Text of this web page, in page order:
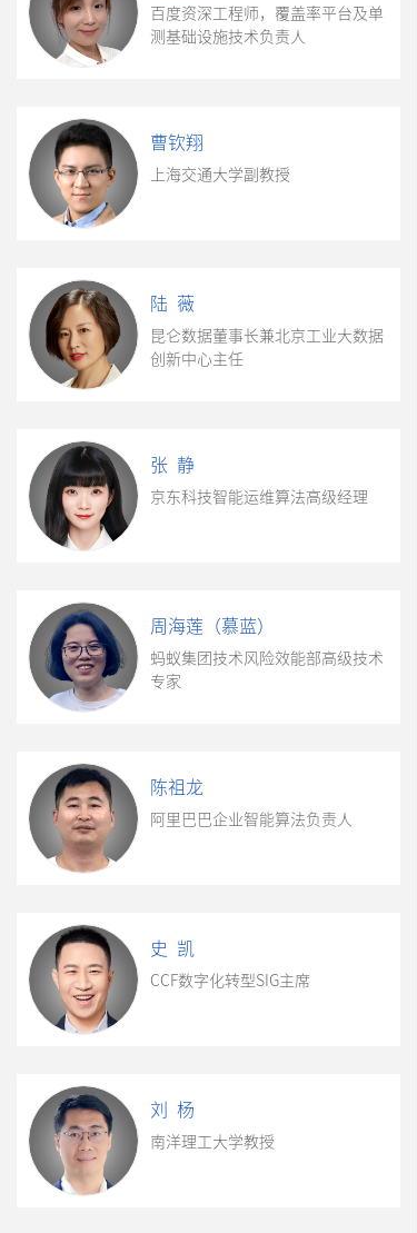
百度资深工程师，覆盖率平台及单
测基础设施技术负责人
曹钦翔
上海交通大学副教授
陆 薇
昆仑数据董事长兼北京工业大数据
创新中心主任
张 静
京东科技智能运维算法高级经理
周海莲（慕蓝）
蚂蚁集团技术风险效能部高级技术
专家
陈祖龙
阿里巴巴企业智能算法负责人
史 凯
CCF数字化转型SIG主席
刘 杨
南洋理工大学教授